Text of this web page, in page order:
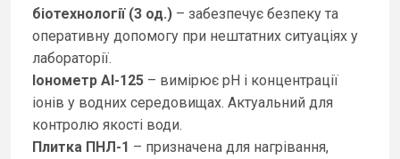
біотехнології (3 од.) – забезпечує безпеку та
оперативну допомогу при нештатних ситуаціях у
лабораторії.
Іонометр АІ-125 – вимірює рН і концентрації
іонів у водних середовищах. Актуальний для
контролю якості води.
Плитка ПНЛ-1 – призначена для нагрівання,